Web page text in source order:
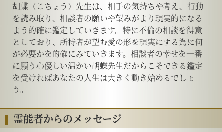
胡蝶（こちょう）先生は、相手の気持ちや考え、行動
を読み取り、相談者の願いや望みがより現実的になる
よう的確に鑑定していきます。特に不倫の相談を得意
としており、所持者が望む愛の形を現実にする為に何
が必要かを的確にみていきます。相談者の幸せを一番
に願う心優しい温かい胡蝶先生だからこそできる鑑定
を受ければあなたの人生は大きく動き始めるでしょ
う。
霊能者からのメッセージ